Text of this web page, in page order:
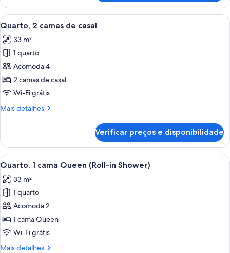
1
cama
Queen
Carrega
todas
as
fotos
de
Quarto,
2
de
Quarto de hotel com duas camas,
7
Quarto, 2 camas de casal
33 m²
1 quarto
Acomoda 4
2 camas de casal
Wi-Fi grátis
Mais detalhes
Mais
2
camas
de
Verificar preços e disponibilidade
Carrega
todas
as
fotos
de
Quarto,
1
Quarto de hotel com cama,
9
Quarto, 1 cama Queen (Roll-in Shower)
33 m²
1 quarto
Acomoda 2
1 cama Queen
Wi-Fi grátis
Mais detalhes
Mais